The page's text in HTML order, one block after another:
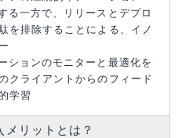
る一方で、リリースとデプロ
を排除することによる、イノ
ションのモニターと最適化を
クライアントからのフィード
学習
リットとは？